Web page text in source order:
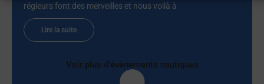
régleurs font des merveilles et nous voilà à
Lire la suite
Voir plus d'évènements nautiques